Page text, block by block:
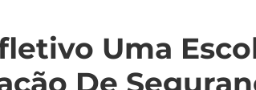
Uma
De